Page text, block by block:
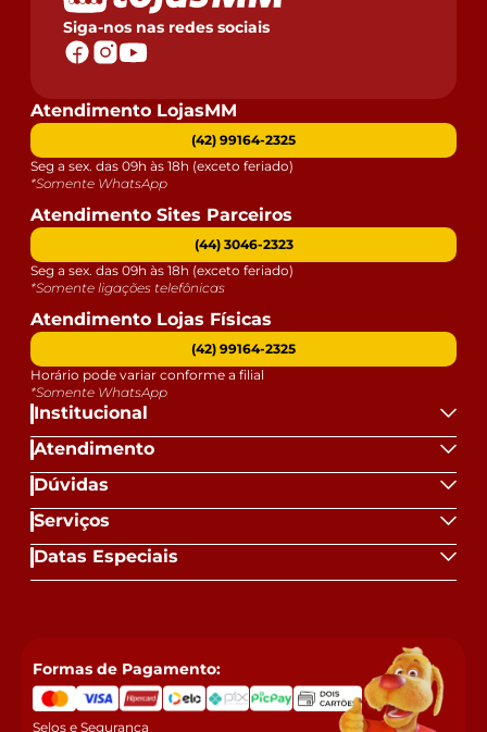
Siga-nos nas redes sociais
Institucional
Atendimento
Dúvidas
Serviços
Datas Especiais
Atendimento LojasMM
(42) 99164-2325
Seg a sex. das 09h às 18h (exceto feriado)
*Somente WhatsApp
Atendimento Sites Parceiros
(44) 3046-2323
Seg a sex. das 09h às 18h (exceto feriado)
*Somente ligações telefônicas
Atendimento Lojas Físicas
(42) 99164-2325
Horário pode variar conforme a filial
*Somente WhatsApp
Formas de Pagamento:
Selos e Segurança